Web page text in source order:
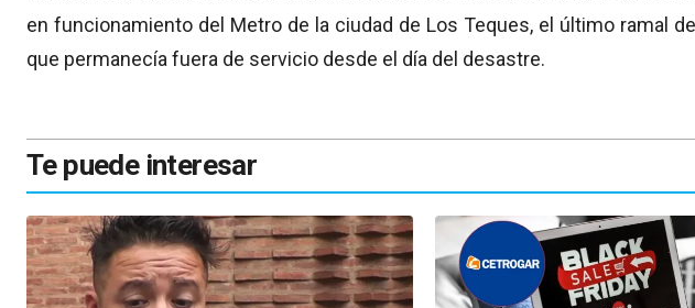
en funcionamiento del Metro de la ciudad de Los Teques, el último ramal
que permanecía fuera de servicio desde el día del desastre.
Te puede interesar